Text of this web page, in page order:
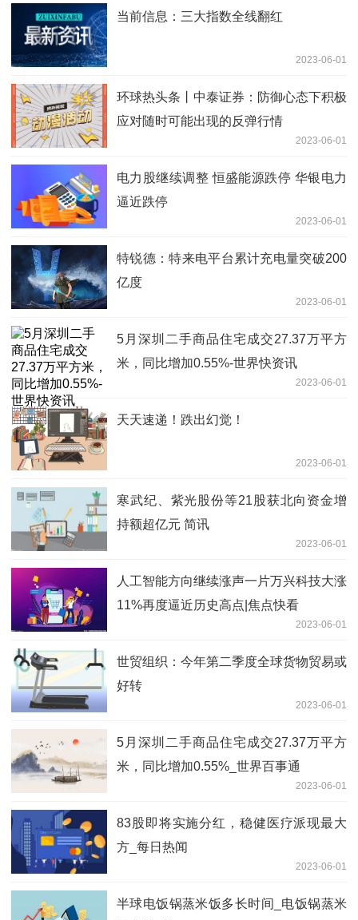
当前信息：三大指数全线翻红
2023-06-01
环球热头条丨中泰证券：防御心态下积极
应对随时可能出现的反弹行情
2023-06-01
电力股继续调整 恒盛能源跌停 华银电力
逼近跌停
2023-06-01
特锐德：特来电平台累计充电量突破200
亿度
2023-06-01
5月深圳二手商品住宅成交27.37万平方
米，同比增加0.55%-世界快资讯
2023-06-01
天天速递！跌出幻觉！
2023-06-01
寒武纪、紫光股份等21股获北向资金增
持额超亿元 简讯
2023-06-01
人工智能方向继续涨声一片万兴科技大涨
11%再度逼近历史高点|焦点快看
2023-06-01
世贸组织：今年第二季度全球货物贸易或
好转
2023-06-01
5月深圳二手商品住宅成交27.37万平方
米，同比增加0.55%_世界百事通
2023-06-01
83股即将实施分红，稳健医疗派现最大
方_每日热闻
2023-06-01
半球电饭锅蒸米饭多长时间_电饭锅蒸米